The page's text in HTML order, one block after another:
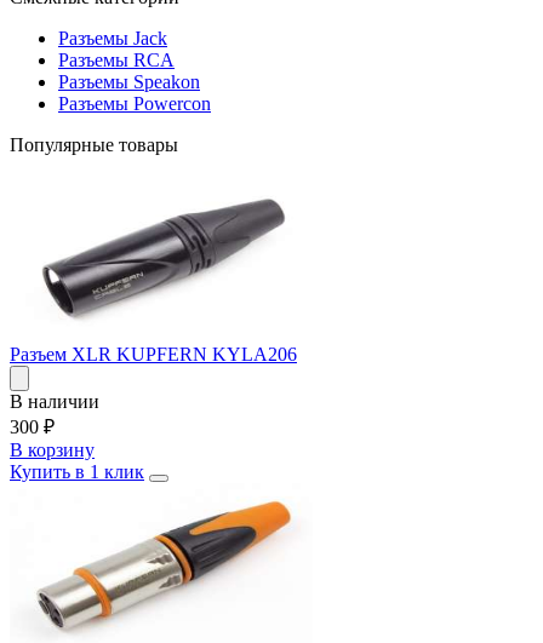
Разъемы Jack
Разъемы RCA
Разъемы Speakon
Разъемы Powercon
Популярные товары
Разъем XLR KUPFERN KYLA206
В наличии
300 ₽
В корзину
Купить в 1 клик